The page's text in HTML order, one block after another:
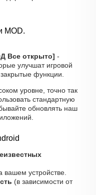
MOD.
Все открыто] -
улучшат игровой
функции.
уровне, точно так
стандартную
обновлять наш
вашем устройстве.
(в зависимости от